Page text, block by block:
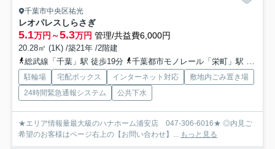
千葉市中央区祐光
レオパレスしらさぎ
5.1万円～5.3万円 管理/共益費6,000円
20.28㎡ (1K) /築21年 /2階建
総武線「千葉」駅 徒歩19分
千葉都市モノレール「栄町」駅 徒歩13分
駐輪場 宅配ボックス インターネット対応
敷地内ごみ置き場
24時間緊急通報システム
公共下水
★エリア情報量最大級のハナホーム浦安店 047-306-6016★ ◎内見ご
希望のお客様はページ右上の【お問い合わせ】... もっと見る